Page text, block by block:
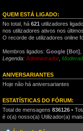
QUEM ESTÁ LIGADO:
No total, há 621 utilizadores
nos utilizadores ativos nos
O recorde de utilizadores online
Membros ligados: Google [Bot]
Legenda: Administrador
ANIVERSARIANTES
Hoje não há aniversariantes
ESTATÍSTICAS DO FÓRUM:
Total de mensagens 836126 •
é o(a) nosso(a) Utilizador(a)